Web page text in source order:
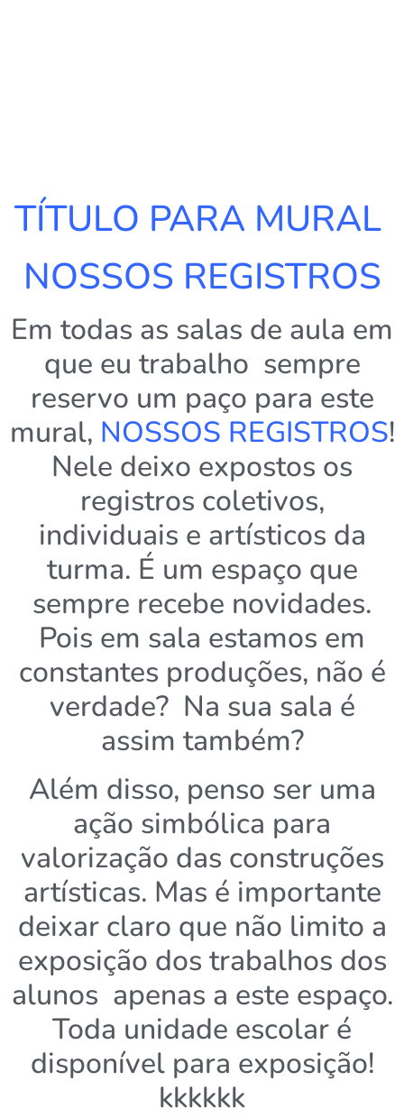
TÍTULO PARA MURAL
NOSSOS REGISTROS
Em todas as salas de aula em
que eu trabalho sempre
reservo um paço para este
mural, NOSSOS REGISTROS!
Nele deixo expostos os
registros coletivos,
individuais e artísticos da
turma. É um espaço que
sempre recebe novidades.
Pois em sala estamos em
constantes produções, não é
verdade? Na sua sala é
assim também?
Além disso, penso ser uma
ação simbólica para
valorização das construções
artísticas. Mas é importante
deixar claro que não limito a
exposição dos trabalhos dos
alunos apenas a este espaço.
Toda unidade escolar é
disponível para exposição!
kkkkkk